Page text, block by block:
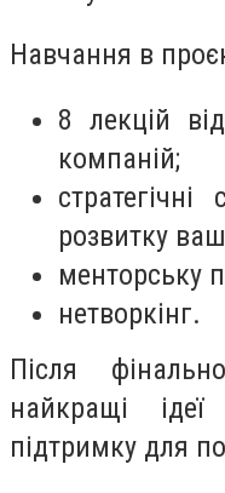
Навчання в
8 лекцій
компаній;
розвитку
менторську
нетворкінг.
Після
найкращі
підтримку для